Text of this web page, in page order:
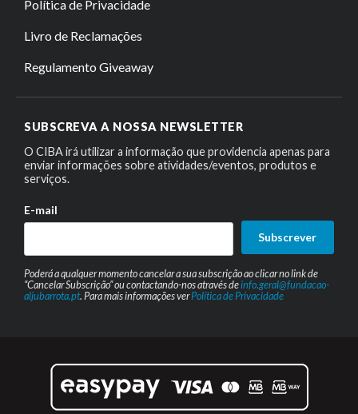
Política de Privacidade
Livro de Reclamações
Regulamento Giveaway
SUBSCREVA A NOSSA NEWSLETTER
O CIBA irá utilizar a informação que providencia apenas para
enviar informações sobre atividades/eventos, produtos e
serviços.
E-mail
Subscrever
Poderá a qualquer momento cancelar a sua subscrição ao clicar no link de
“Cancelar Subscrição” ou contactando-nos através deinfo.geral@fundacao-
aljubarrota.pt. Para mais informações verPolítica de Privacidade